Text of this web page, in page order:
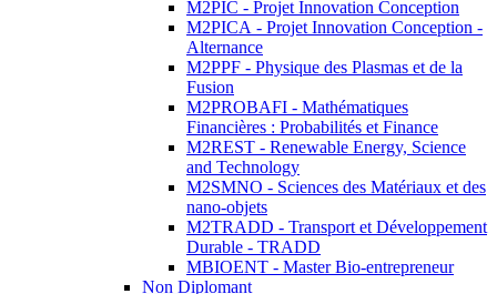
M2PIC - Projet Innovation Conception
M2PICA - Projet Innovation Conception -
Alternance
M2PPF - Physique des Plasmas et de la
Fusion
M2PROBAFI - Mathématiques
Financières : Probabilités et Finance
M2REST - Renewable Energy, Science
and Technology
M2SMNO - Sciences des Matériaux et des
nano-objets
M2TRADD - Transport et Développement
Durable - TRADD
MBIOENT - Master Bio-entrepreneur
Non Diplomant